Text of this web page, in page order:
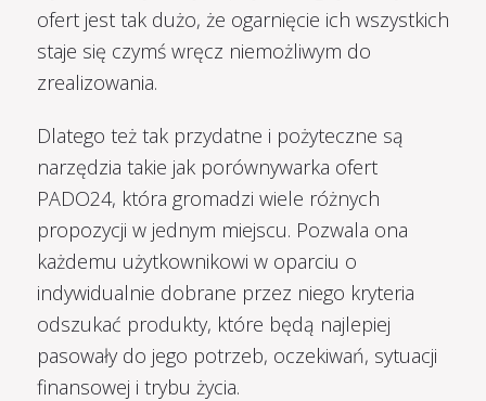
ofert jest tak dużo, że ogarnięcie ich wszystkich
staje się czymś wręcz niemożliwym do
zrealizowania.
Dlatego też tak przydatne i pożyteczne są
narzędzia takie jak porównywarka ofert
PADO24, która gromadzi wiele różnych
propozycji w jednym miejscu. Pozwala ona
każdemu użytkownikowi w oparciu o
indywidualnie dobrane przez niego kryteria
odszukać produkty, które będą najlepiej
pasowały do jego potrzeb, oczekiwań, sytuacji
finansowej i trybu życia.